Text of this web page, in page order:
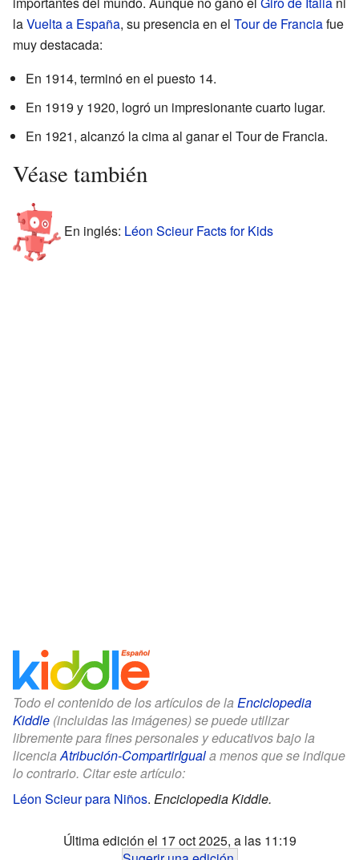
laVuelta a España, su presencia en el Tour de Franciafue
muy destacada:
En 1914, terminó en el puesto 14.
En 1919 y 1920, logró un impresionante cuarto lugar.
En 1921, alcanzó la cima al ganar el Tour de Francia.
Véase también
En inglés: Léon Scieur Facts for Kids
Todo el contenido de los artículos de la Enciclopedia
Kiddle (incluidas las imágenes) se puede utilizar
libremente para fines personales y educativos bajo la
licenciaAtribución-CompartirIguala menos que se indique
lo contrario. Citar este artículo:
Léon Scieur para Niños. Enciclopedia Kiddle.
Última edición el 17 oct 2025, a las 11:19